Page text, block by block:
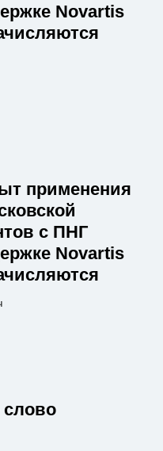
Novartis
применения
с ПНГ
Novartis